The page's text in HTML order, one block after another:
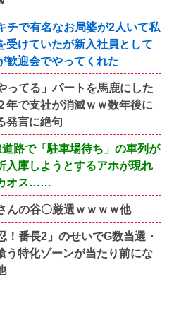
チで有名なお局婆が2人いて私
受けていたが新入社員として
歓迎会でやってくれた
ってる」パートを馬鹿にした
年で支社が消滅ｗｗ数年後に
発言に絶句
道路で「駐車場待ち」の車列が
入庫しようとするアホが現れ
オス……
んの谷〇厳選ｗｗｗｗ他
！番長2」のせいでG数当選・
う特化ゾーンが当たり前にな